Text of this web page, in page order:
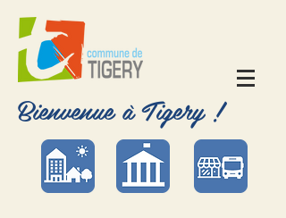
Bienvenue à Tigery !